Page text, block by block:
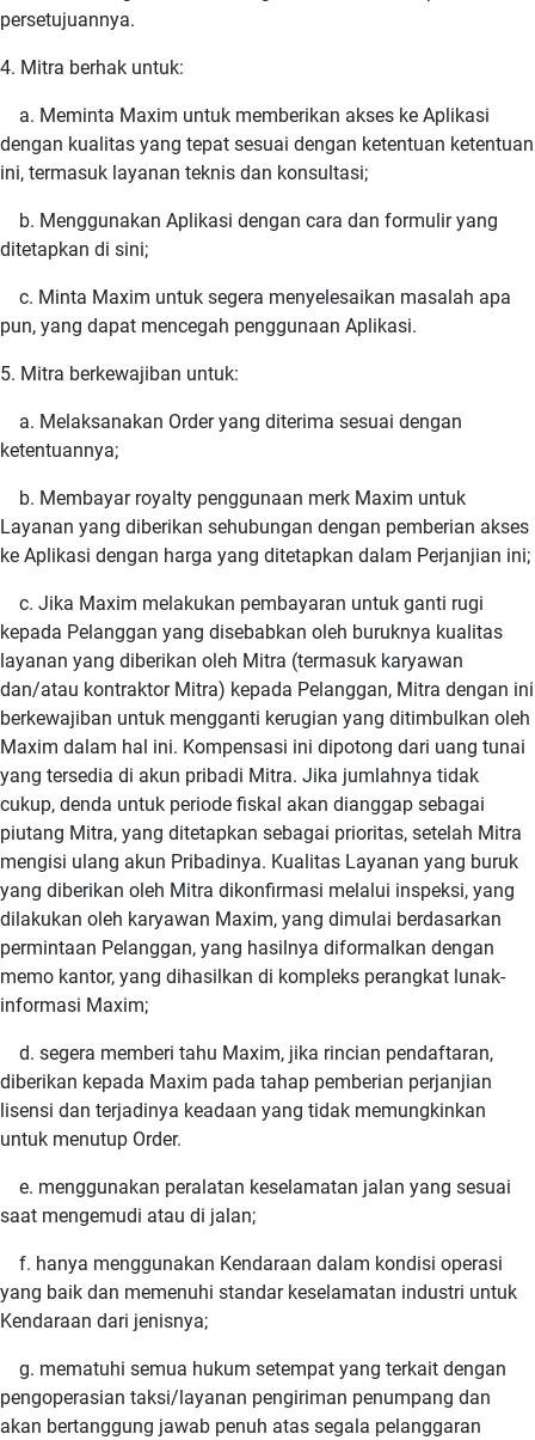
persetujuannya.
4. Mitra berhak untuk:
a. Meminta Maxim untuk memberikan akses ke Aplikasi
dengan kualitas yang tepat sesuai dengan ketentuan ketentuan
ini, termasuk layanan teknis dan konsultasi;
b. Menggunakan Aplikasi dengan cara dan formulir yang
ditetapkan di sini;
c. Minta Maxim untuk segera menyelesaikan masalah apa
pun, yang dapat mencegah penggunaan Aplikasi.
5. Mitra berkewajiban untuk:
a. Melaksanakan Order yang diterima sesuai dengan
ketentuannya;
b. Membayar royalty penggunaan merk Maxim untuk
Layanan yang diberikan sehubungan dengan pemberian akses
ke Aplikasi dengan harga yang ditetapkan dalam Perjanjian ini;
c. Jika Maxim melakukan pembayaran untuk ganti rugi
kepada Pelanggan yang disebabkan oleh buruknya kualitas
layanan yang diberikan oleh Mitra (termasuk karyawan
dan/atau kontraktor Mitra) kepada Pelanggan, Mitra dengan ini
berkewajiban untuk mengganti kerugian yang ditimbulkan oleh
Maxim dalam hal ini. Kompensasi ini dipotong dari uang tunai
yang tersedia di akun pribadi Mitra. Jika jumlahnya tidak
cukup, denda untuk periode fiskal akan dianggap sebagai
piutang Mitra, yang ditetapkan sebagai prioritas, setelah Mitra
mengisi ulang akun Pribadinya. Kualitas Layanan yang buruk
yang diberikan oleh Mitra dikonfirmasi melalui inspeksi, yang
dilakukan oleh karyawan Maxim, yang dimulai berdasarkan
permintaan Pelanggan, yang hasilnya diformalkan dengan
memo kantor, yang dihasilkan di kompleks perangkat lunak-
informasi Maxim;
d. segera memberi tahu Maxim, jika rincian pendaftaran,
diberikan kepada Maxim pada tahap pemberian perjanjian
lisensi dan terjadinya keadaan yang tidak memungkinkan
untuk menutup Order.
e. menggunakan peralatan keselamatan jalan yang sesuai
saat mengemudi atau di jalan;
f. hanya menggunakan Kendaraan dalam kondisi operasi
yang baik dan memenuhi standar keselamatan industri untuk
Kendaraan dari jenisnya;
g. mematuhi semua hukum setempat yang terkait dengan
pengoperasian taksi/layanan pengiriman penumpang dan
akan bertanggung jawab penuh atas segala pelanggaran